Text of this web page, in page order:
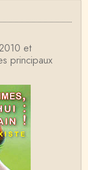
professeur
surcr…
le souvenir
autre…
violence légiti
états-un…
de ma ceintur
et
principaux